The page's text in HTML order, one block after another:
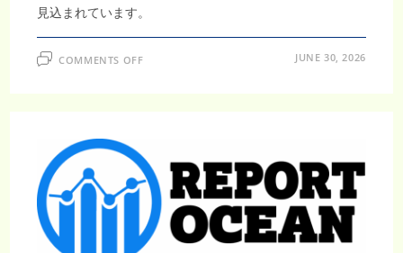
見込まれています。
COMMENTS OFFON
け
る
人
工
知
能
（AI）
市
JUNE 30, 2026